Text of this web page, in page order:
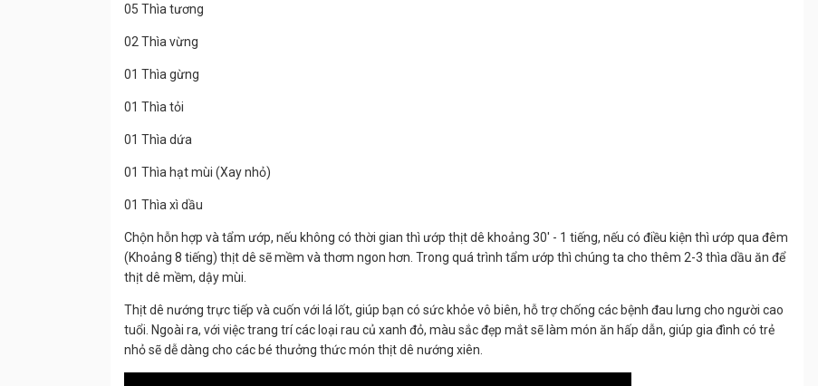
05 Thìa tương
02 Thìa vừng
01 Thìa gừng
01 Thìa tỏi
01 Thìa dứa
01 Thìa hạt mùi (Xay nhỏ)
01 Thìa xì dầu
Chộn hỗn hợp và tẩm ướp, nếu không có thời gian thì ướp thịt dê khoảng 30' - 1 tiếng, nếu có điều kiện thì ướp qua đêm
(Khoảng 8 tiếng) thịt dê sẽ mềm và thơm ngon hơn. Trong quá trình tẩm ướp thì chúng ta cho thêm 2-3 thìa dầu ăn để
thịt dê mềm, dậy mùi.
Thịt dê nướng trực tiếp và cuốn với lá lốt, giúp bạn có sức khỏe vô biên, hỗ trợ chống các bệnh đau lưng cho người cao
tuổi. Ngoài ra, với việc trang trí các loại rau củ xanh đỏ, màu sắc đẹp mắt sẽ làm món ăn hấp dẫn, giúp gia đình có trẻ
nhỏ sẽ dễ dàng cho các bé thưởng thức món thịt dê nướng xiên.